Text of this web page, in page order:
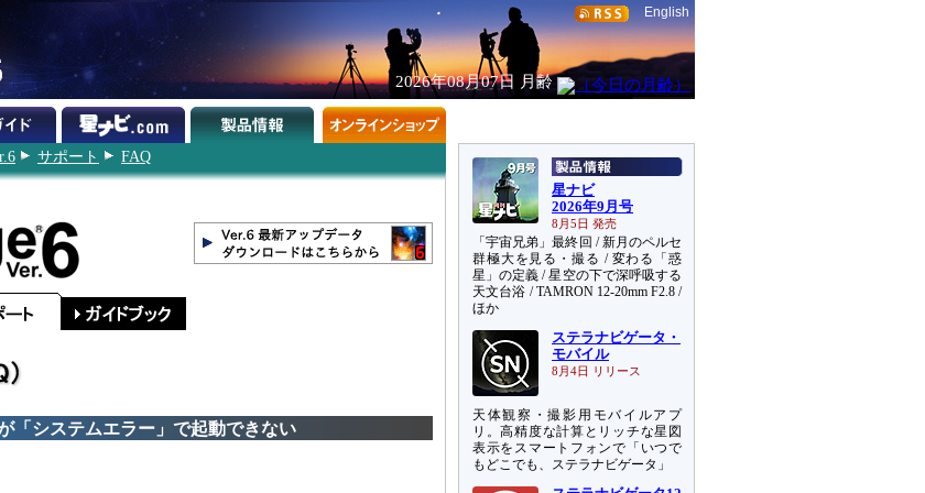
English
2026年08月07日 月齢
サポート FAQ
「システムエラー」で起動できない
星ナビ
2026年9月号
8月5日 発売
「宇宙兄弟」最終回 / 新月のペルセ
群極大を見る・撮る / 変わる「惑
星」の定義 / 星空の下で深呼吸する
天文台浴 / TAMRON 12-20mm F2.8 /
ほか
ステラナビゲータ・
モバイル
8月4日 リリース
天体観察・撮影用モバイルアプ
リ。高精度な計算とリッチな星図
表示をスマートフォンで「いつで
もどこでも、ステラナビゲータ」